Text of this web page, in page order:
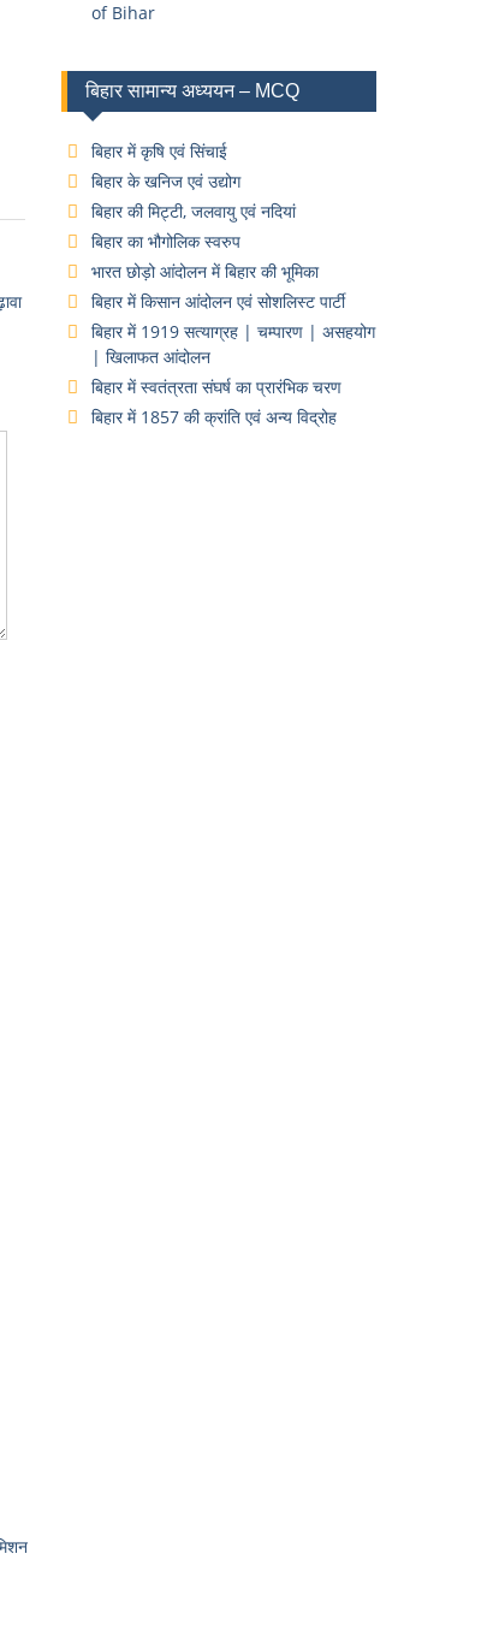
of Bihar
बिहार सामान्य अध्ययन – MCQ
बिहार में कृषि एवं सिंचाई
बिहार के खनिज एवं उद्योग
बिहार की मिट्टी, जलवायु एवं नदियां
बिहार का भौगोलिक स्वरुप
भारत छोड़ो आंदोलन में बिहार की भूमिका
बिहार में किसान आंदोलन एवं सोशलिस्ट पार्टी
बिहार में 1919 सत्याग्रह | चम्पारण | असहयोग
| खिलाफत आंदोलन
बिहार में स्वतंत्रता संघर्ष का प्रारंभिक चरण
बिहार में 1857 की क्रांति एवं अन्य विद्रोह